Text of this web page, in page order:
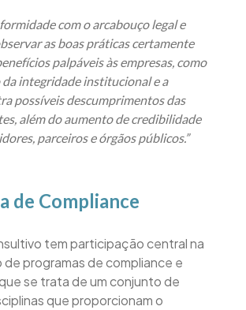
com o arcabouço legal e
as boas práticas certamente
palpáveis às empresas, como
da integridade institucional e a
possíveis descumprimentos das
além do aumento de credibilidade
parceiros e órgãos públicos.”
de Compliance
tem participação central na
programas de compliance e
se trata de um conjunto de
que proporcionam o